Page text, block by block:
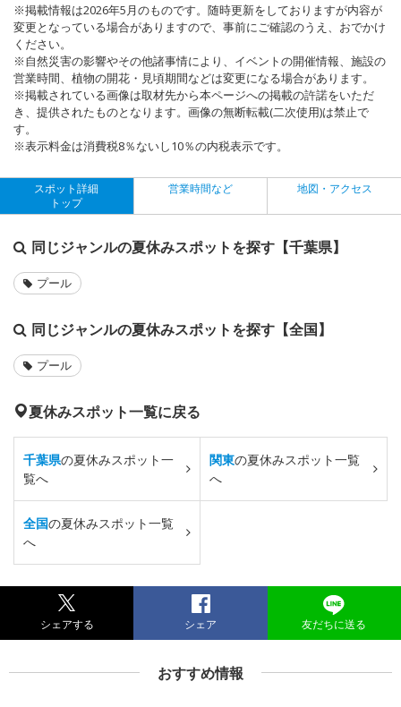
※掲載情報は2026年5月のものです。随時更新をしておりますが内容が
変更となっている場合がありますので、事前にご確認のうえ、おでかけ
ください。
※自然災害の影響やその他諸事情により、イベントの開催情報、施設の
営業時間、植物の開花・見頃期間などは変更になる場合があります。
※掲載されている画像は取材先から本ページへの掲載の許諾をいただ
き、提供されたものとなります。画像の無断転載(二次使用)は禁止で
す。
※表示料金は消費税8％ないし10％の内税表示です。
スポット詳細
トップ
営業時間など 地図・アクセス
同じジャンルの夏休みスポットを探す【千葉県】
プール
同じジャンルの夏休みスポットを探す【全国】
プール
夏休みスポット一覧に戻る
千葉県の夏休みスポット一
覧へ
関東の夏休みスポット一覧
へ
全国の夏休みスポット一覧
へ
シェアする シェア 友だちに送る
おすすめ情報